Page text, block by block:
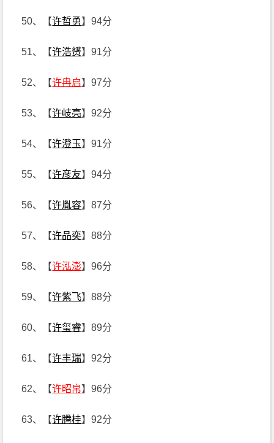
50、【许哲勇】94分
51、【许浩赟】91分
52、【许冉启】97分
53、【许岐亮】92分
54、【许澄玉】91分
55、【许彦友】94分
56、【许胤容】87分
57、【许品奕】88分
58、【许泓澎】96分
59、【许紫飞】88分
60、【许玺睿】89分
61、【许丰瑞】92分
62、【许昭帛】96分
63、【许腾桂】92分